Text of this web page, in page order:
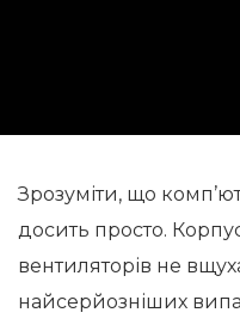
Зрозуміти, що
досить просто.
вентиляторів не
найсерйозніших